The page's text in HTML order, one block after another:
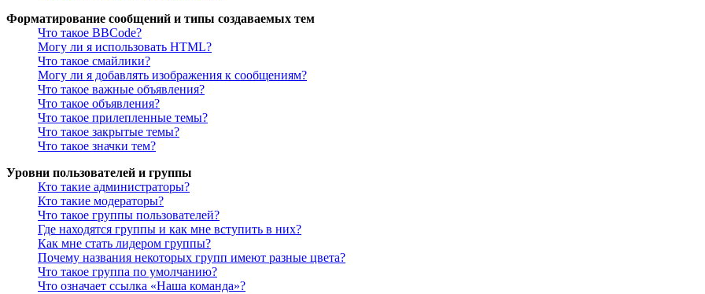
Форматирование сообщений и типы создаваемых тем
Что такое BBCode?
Могу ли я использовать HTML?
Что такое смайлики?
Могу ли я добавлять изображения к сообщениям?
Что такое важные объявления?
Что такое объявления?
Что такое прилепленные темы?
Что такое закрытые темы?
Что такое значки тем?
Уровни пользователей и группы
Кто такие администраторы?
Кто такие модераторы?
Что такое группы пользователей?
Где находятся группы и как мне вступить в них?
Как мне стать лидером группы?
Почему названия некоторых групп имеют разные цвета?
Что такое группа по умолчанию?
Что означает ссылка «Наша команда»?